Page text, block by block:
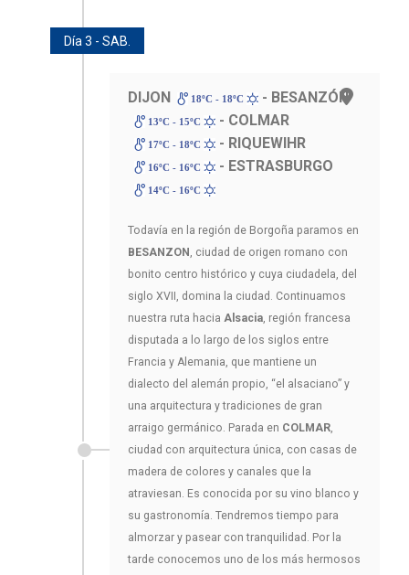
Día 3 - SAB.
DIJON 18ºC - 18ºC - BESANZÓN
13ºC - 15ºC - COLMAR
17ºC - 18ºC - RIQUEWIHR
16ºC - 16ºC - ESTRASBURGO
14ºC - 16ºC
Todavía en la región de Borgoña paramos en
BESANZON , ciudad de origen romano con
bonito centro histórico y cuya ciudadela, del
siglo XVII, domina la ciudad. Continuamos
nuestra ruta hacia Alsacia , región francesa
disputada a lo largo de los siglos entre
Francia y Alemania, que mantiene un
dialecto del alemán propio, “el alsaciano” y
una arquitectura y tradiciones de gran
arraigo germánico. Parada en COLMAR
ciudad con arquitectura única, con casas de
madera de colores y canales que la
atraviesan. Es conocida por su vino blanco y
su gastronomía. Tendremos tiempo para
almorzar y pasear con tranquilidad. Por la
tarde conocemos uno de los más hermosos